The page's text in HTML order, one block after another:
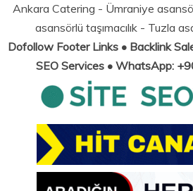
Ankara Catering - Ümraniye
asansörlü taşımacılık - Tuzla
Dofollow Footer Links • Backlink
SEO Services • WhatsApp: